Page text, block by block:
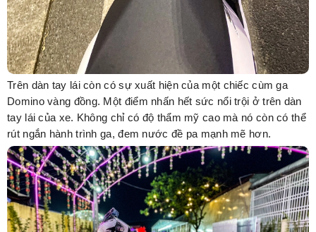
Trên dàn tay lái còn có sự xuất hiện của một chiếc cùm ga
Domino vàng đồng. Một điểm nhấn hết sức nổi trội ở trên dàn
tay lái của xe. Không chỉ có độ thẩm mỹ cao mà nó còn có thể
rút ngắn hành trình ga, đem nước đề pa mạnh mẽ hơn.